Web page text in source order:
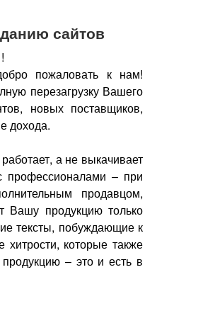
сайтов
пожаловать к нам!
перезагрузку Вашего
новых поставщиков,
дохода.
а не выкачивает
профессионалами – при
продавцом,
Вашу продукцию только
тексты, побуждающие к
хитрости, которые также
– это и есть в